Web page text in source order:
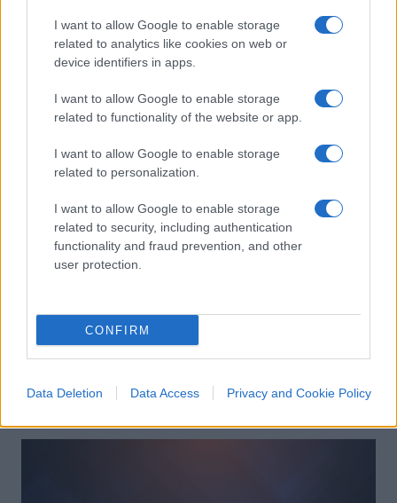
I want to allow Google to enable storage
related to analytics like cookies on web or
device identifiers in apps.
I want to allow Google to enable storage
related to functionality of the website or app.
I want to allow Google to enable storage
related to personalization.
I want to allow Google to enable storage
related to security, including authentication
functionality and fraud prevention, and other
user protection.
CONFIRM
Data Deletion Data Access Privacy and Cookie Policy
Axa vende la sua quota in MPS. Axa
milioni
28 Febbraio 2023, 16:43